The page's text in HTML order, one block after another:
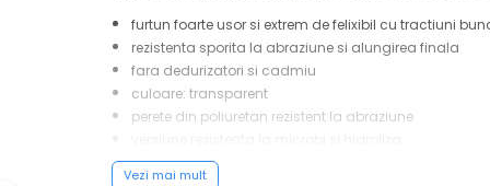
Masini de frezat cu batiu
Masini de frezat multifunctionale
Masini de frezat universale SERVO
Masini de slefuit metal
furtun foarte usor si extrem de felixibil cu tractiuni
rezistenta sporita la abraziune si alungirea finala
fara dedurizatori si cadmiu
culoare: transparent
perete din poliuretan rezistent la abraziune
sprirala de otel placata cu cupru incorporata in perete
Vezi mai mult